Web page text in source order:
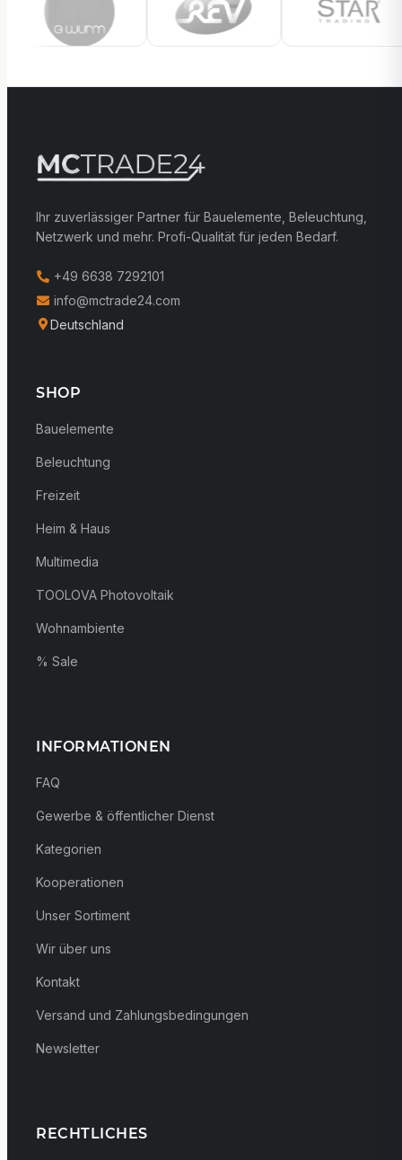
Ihr zuverlässiger Partner für Bauelemente, Beleuchtung,
Netzwerk und mehr. Profi-Qualität für jeden Bedarf.
+49 6638 7292101
info@mctrade24.com
Deutschland
SHOP
Bauelemente
Beleuchtung
Freizeit
Heim & Haus
Multimedia
TOOLOVA Photovoltaik
Wohnambiente
% Sale
INFORMATIONEN
FAQ
Gewerbe & öffentlicher Dienst
Kategorien
Kooperationen
Unser Sortiment
Wir über uns
Kontakt
Versand und Zahlungsbedingungen
Newsletter
RECHTLICHES